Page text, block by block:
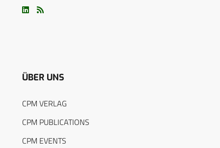
ÜBER UNS
CPM VERLAG
CPM PUBLICATIONS
CPM EVENTS